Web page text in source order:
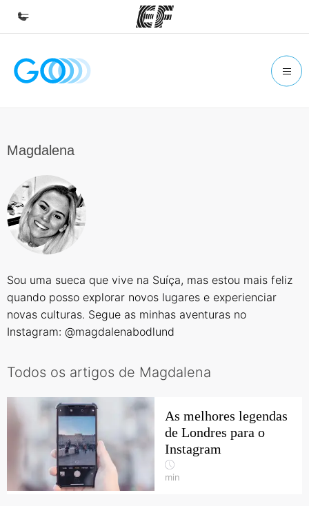
Início
Encontre um escritório
Sobre nós
Quem somos
Magdalena
Sou uma sueca que vive na Suíça, mas estou mais feliz
quando posso explorar novos lugares e experienciar
novas culturas. Segue as minhas aventuras no
Instagram: @magdalenabodlund
Todos os artigos de Magdalena
As melhores legendas
de Londres para o
Instagram
min